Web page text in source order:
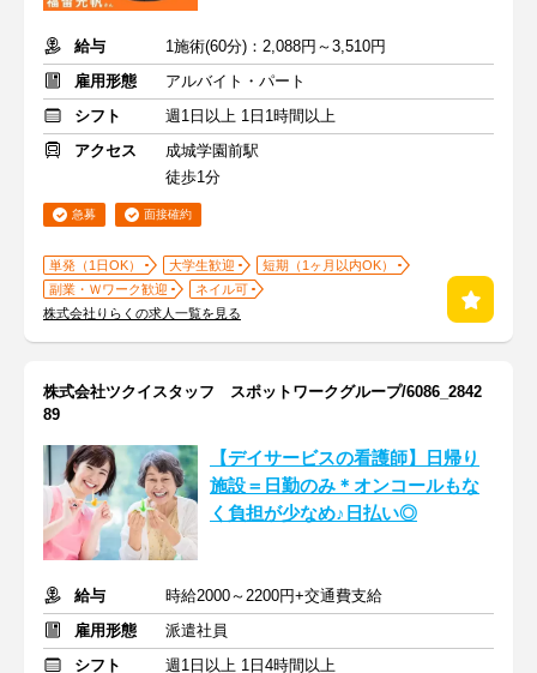
給与
1施術(60分)：2,088円～3,510円
雇用形態
アルバイト・パート
シフト
週1日以上 1日1時間以上
アクセス
成城学園前駅
徒歩1分
急募 面接確約
単発（1日OK） 大学生歓迎
短期（1ヶ月以内OK）
副業・Ｗワーク歓迎
ネイル可
株式会社りらくの求人一覧を見る
株式会社ツクイスタッフ スポットワークグループ/6086_2842
89
【デイサービスの看護師】日帰り
施設＝日勤のみ＊オンコールもな
く負担が少なめ♪日払い◎
給与
時給2000～2200円+交通費支給
雇用形態
派遣社員
シフト
週1日以上 1日4時間以上